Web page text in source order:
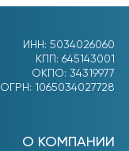
ИНН: 5034026060
КПП: 645143001
ОКПО: 34319977
ОГРН: 1065034027728
О КОМПАНИИ